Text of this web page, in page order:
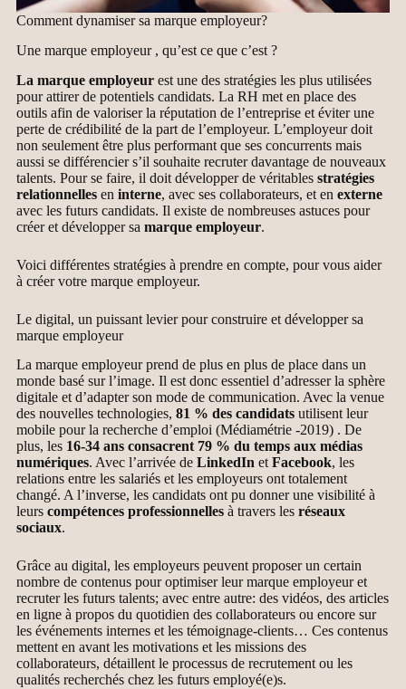
Comment dynamiser sa marque employeur?
Une marque employeur , qu’est ce que c’est ?
La marque employeur est une des stratégies les plus utilisées
pour attirer de potentiels candidats. La RH met en place des
outils afin de valoriser la réputation de l’entreprise et éviter une
perte de crédibilité de la part de l’employeur. L’employeur doit
non seulement être plus performant que ses concurrents mais
aussi se différencier s’il souhaite recruter davantage de nouveaux
talents. Pour se faire, il doit développer de véritables stratégies
relationnelles en interne, avec ses collaborateurs, et en externe
avec les futurs candidats. Il existe de nombreuses astuces pour
créer et développer sa marque employeur.
Voici différentes stratégies à prendre en compte, pour vous aider
à créer votre marque employeur.
Le digital, un puissant levier pour construire et développer sa
marque employeur
La marque employeur prend de plus en plus de place dans un
monde basé sur l’image. Il est donc essentiel d’adresser la sphère
digitale et d’adapter son mode de communication. Avec la venue
des nouvelles technologies, 81 % des candidats utilisent leur
mobile pour la recherche d’emploi (Médiamétrie -2019) . De
plus, les 16-34 ans consacrent 79 % du temps aux médias
numériques. Avec l’arrivée de LinkedIn et Facebook, les
relations entre les salariés et les employeurs ont totalement
changé. A l’inverse, les candidats ont pu donner une visibilité à
leurs compétences professionnelles à travers les réseaux
sociaux.
Grâce au digital, les employeurs peuvent proposer un certain
nombre de contenus pour optimiser leur marque employeur et
recruter les futurs talents; avec entre autre: des vidéos, des articles
en ligne à propos du quotidien des collaborateurs ou encore sur
les événements internes et les témoignage-clients… Ces contenus
mettent en avant les motivations et les missions des
collaborateurs, détaillent le processus de recrutement ou les
qualités recherchés chez les futurs employé(e)s.